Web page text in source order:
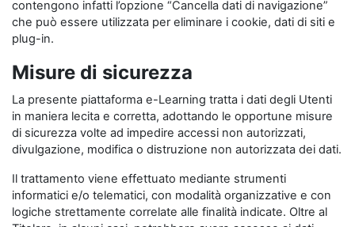
contengono infatti l’opzione “Cancella dati di navigazione”
che può essere utilizzata per eliminare i cookie, dati di siti e
plug-in.
Misure di sicurezza
La presente piattaforma e-Learning tratta i dati degli Utenti
in maniera lecita e corretta, adottando le opportune misure
di sicurezza volte ad impedire accessi non autorizzati,
divulgazione, modifica o distruzione non autorizzata dei dati.
Il trattamento viene effettuato mediante strumenti
informatici e/o telematici, con modalità organizzative e con
logiche strettamente correlate alle finalità indicate. Oltre al